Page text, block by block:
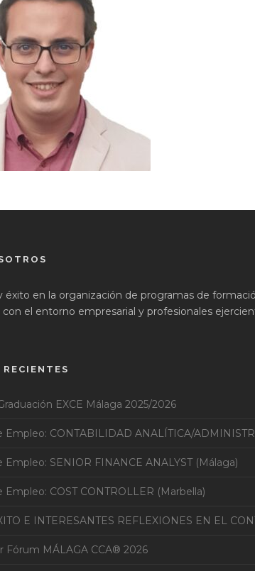
éxito en la organización de programas de
el entorno empresarial y profesionales
EXCE Málaga 2025/2026
Empleo: CONTABILIDAD ANALÍTICA/
Empleo: SENIOR FINANCE ANALYST (Málaga)
Empleo: COST CONTROLLER (Marbella)
E INTERESANTES REFLEXIONES EN EL
Fórum MÁLAGA CCA® 2026